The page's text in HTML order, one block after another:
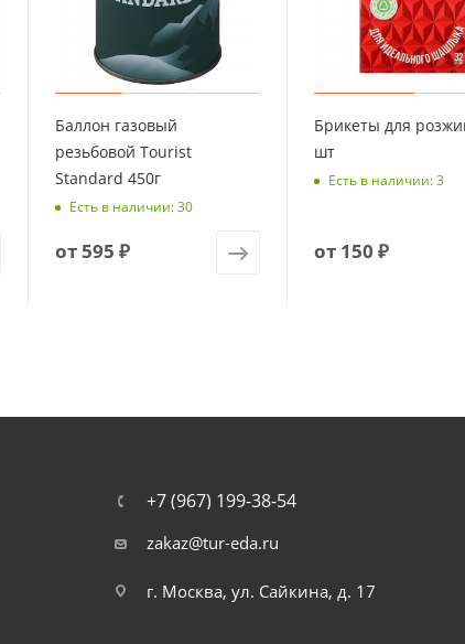
Баллон газовый
резьбовой Tourist
Standard 450г
Есть в наличии: 30
от595 ₽
Брикеты для
шт
Есть в наличии: 3
от 150 ₽
+7 (967) 199-38-54
zakaz@tur-eda.ru
г. Москва, ул. Сайкина, д. 17